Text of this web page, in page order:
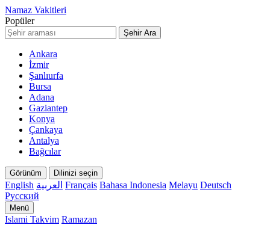
Namaz Vakitleri
Popüler
Şehir Ara
Ankara
İzmir
Şanlıurfa
Bursa
Adana
Gaziantep
Konya
Çankaya
Antalya
Bağcılar
Görünüm Dilinizi seçin
English العربية Français Bahasa Indonesia Melayu Deutsch
Русский
Menü
Islami Takvim Ramazan